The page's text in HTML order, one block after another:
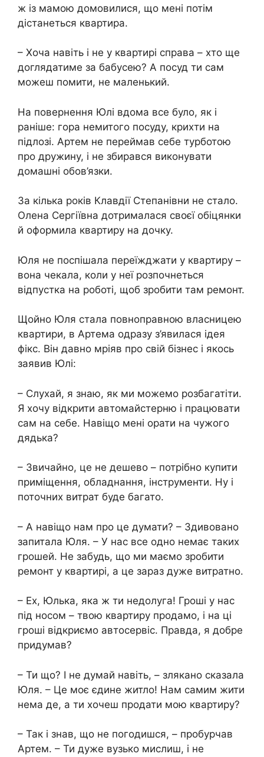
ж із мамою домовилися, що мені потім
дістанеться квартира.
– Хоча навіть і не у квартирі справа – хто ще
доглядатиме за бабусею? А посуд ти сам
можеш помити, не маленький.
На повернення Юлі вдома все було, як і
раніше: гора немитого посуду, крихти на
підлозі. Артем не переймав себе турботою
про дружину, і не збирався виконувати
домашні обов’язки.
За кілька років Клавдії Степанівни не стало.
Олена Сергіївна дотрималася своєї обіцянки
й оформила квартиру на дочку.
Юля не поспішала переїжджати у квартиру –
вона чекала, коли у неї розпочнеться
відпустка на роботі, щоб зробити там ремонт.
Щойно Юля стала повноправною власницею
квартири, в Артема одразу з’явилася ідея
фікс. Він давно мріяв про свій бізнес і якось
заявив Юлі:
– Слухай, я знаю, як ми можемо розбагатіти.
Я хочу відкрити автомайстерню і працювати
сам на себе. Навіщо мені орати на чужого
дядька?
– Звичайно, це не дешево – потрібно купити
приміщення, обладнання, інструменти. Ну і
поточних витрат буде багато.
– А навіщо нам про це думати? – Здивовано
запитала Юля. – У нас все одно немає таких
грошей. Не забудь, що ми маємо зробити
ремонт у квартирі, а це зараз дуже витратно.
– Ех, Юлька, яка ж ти недолуга! Гроші у нас
під носом – твою квартиру продамо, і на ці
гроші відкриємо автосервіс. Правда, я добре
придумав?
– Ти що? І не думай навіть, – злякано сказала
Юля. – Це моє єдине житло! Нам самим жити
нема де, а ти хочеш продати мою квартиру?
– Так і знав, що не погодишся, – пробурчав
Артем. – Ти дуже вузько мислиш, і не